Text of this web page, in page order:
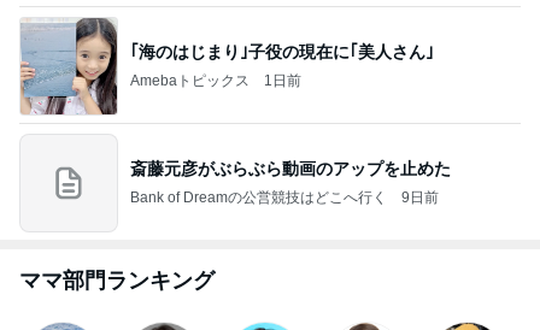
｢海のはじまり｣子役の現在に｢美人さん｣
Amebaトピックス 1日前
斎藤元彦がぶらぶら動画のアップを止めた
Bank of Dreamの公営競技はどこへ行く 9日前
ママ部門ランキング